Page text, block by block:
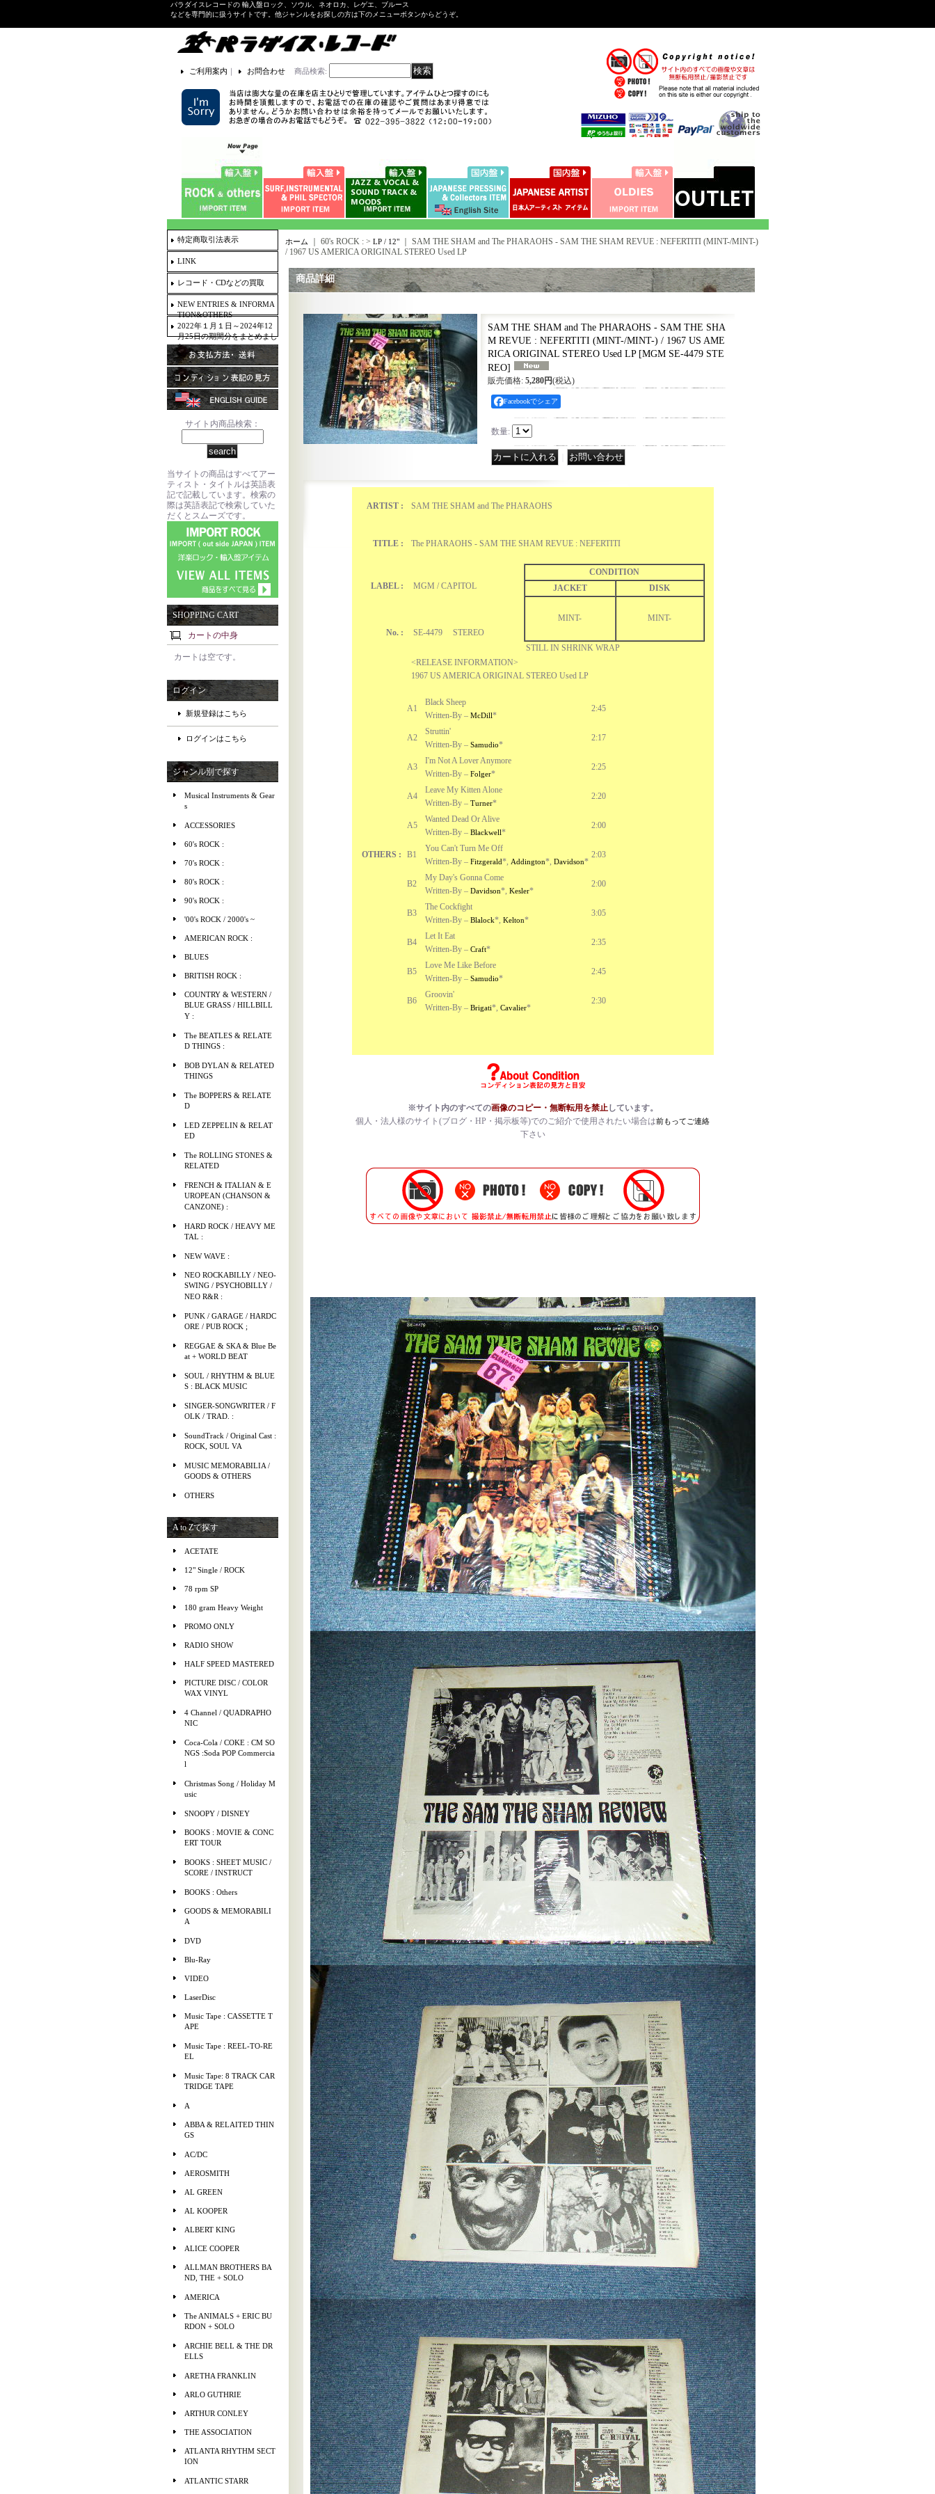
パラダイスレコードの 輸入盤ロック、ソウル、ネオロカ、レゲエ、ブルース
などを専門的に扱うサイトです。他ジャンルをお探しの方は下のメニューボタンからどうぞ。
ご利用案内 ｜ お問合わせ 商品検索:
特定商取引法表示
LINK
レコード・CDなどの買取
NEW ENTRIES & INFORMA
TION&OTHERS
2022年１月１日～2024年12
月25日の期間分をまとめまし
た。
サイト内商品検索：
当サイトの商品はすべてアー
ティスト・タイトルは英語表
記で記載しています。検索の
際は英語表記で検索していた
だくとスムーズです。
SHOPPING CART
カートの中身
カートは空です。
ログイン
新規登録はこちら
ログインはこちら
ジャンル別で探す
Musical Instruments & Gear
s
ACCESSORIES
60's ROCK :
70's ROCK :
80's ROCK :
90's ROCK :
'00's ROCK / 2000's ~
AMERICAN ROCK :
BLUES
BRITISH ROCK :
COUNTRY & WESTERN /
BLUE GRASS / HILLBILL
Y :
The BEATLES & RELATE
D THINGS :
BOB DYLAN & RELATED
THINGS
The BOPPERS & RELATE
D
LED ZEPPELIN & RELAT
ED
The ROLLING STONES &
RELATED
FRENCH & ITALIAN & E
UROPEAN (CHANSON &
CANZONE) :
HARD ROCK / HEAVY ME
TAL :
NEW WAVE :
NEO ROCKABILLY / NEO-
SWING / PSYCHOBILLY /
NEO R&R :
PUNK / GARAGE / HARDC
ORE / PUB ROCK ;
REGGAE & SKA & Blue Be
at + WORLD BEAT
SOUL / RHYTHM & BLUE
S : BLACK MUSIC
SINGER-SONGWRITER / F
OLK / TRAD. :
SoundTrack / Original Cast :
ROCK, SOUL VA
MUSIC MEMORABILIA /
GOODS & OTHERS
OTHERS
A to Zで探す
ACETATE
12" Single / ROCK
78 rpm SP
180 gram Heavy Weight
PROMO ONLY
RADIO SHOW
HALF SPEED MASTERED
PICTURE DISC / COLOR
WAX VINYL
4 Channel / QUADRAPHO
NIC
Coca-Cola / COKE : CM SO
NGS :Soda POP Commercia
l
Christmas Song / Holiday M
usic
SNOOPY / DISNEY
BOOKS : MOVIE & CONC
ERT TOUR
BOOKS : SHEET MUSIC /
SCORE / INSTRUCT
BOOKS : Others
GOODS & MEMORABILI
A
DVD
Blu-Ray
VIDEO
LaserDisc
Music Tape : CASSETTE T
APE
Music Tape : REEL-TO-RE
EL
Music Tape: 8 TRACK CAR
TRIDGE TAPE
A
ABBA & RELAITED THIN
GS
AC/DC
AEROSMITH
AL GREEN
AL KOOPER
ALBERT KING
ALICE COOPER
ALLMAN BROTHERS BA
ND, THE + SOLO
AMERICA
The ANIMALS + ERIC BU
RDON + SOLO
ARCHIE BELL & THE DR
ELLS
ARETHA FRANKLIN
ARLO GUTHRIE
ARTHUR CONLEY
THE ASSOCIATION
ATLANTA RHYTHM SECT
ION
ATLANTIC STARR
ホーム ｜ 60's ROCK : > LP / 12"｜ SAM THE SHAM and The PHARAOHS - SAM THE SHAM REVUE : NEFERTITI (MINT-/MINT-)
/ 1967 US AMERICA ORIGINAL STEREO Used LP
商品詳細
SAM THE SHAM and The PHARAOHS - SAM THE SHA
M REVUE : NEFERTITI (MINT-/MINT-) / 1967 US AME
RICA ORIGINAL STEREO Used LP [MGM SE-4479 STE
REO]
販売価格: 5,280円(税込)
Facebookでシェア
数量:
ARTIST : SAM THE SHAM and The PHARAOHS
TITLE : The PHARAOHS - SAM THE SHAM REVUE : NEFERTITI
LABEL : MGM / CAPITOL
CONDITION
JACKET
DISK
MINT- MINT-
STILL IN SHRINK WRAP
No. : SE-4479 STEREO
OTHERS :
<RELEASE INFORMATION>
1967 US AMERICA ORIGINAL STEREO Used LP
A1
Black Sheep
Written-By – McDill*
2:45
A2
Struttin'
Written-By – Samudio*
2:17
A3
I'm Not A Lover Anymore
Written-By – Folger*
2:25
A4
Leave My Kitten Alone
Written-By – Turner*
2:20
A5
Wanted Dead Or Alive
Written-By – Blackwell*
2:00
B1
You Can't Turn Me Off
Written-By – Fitzgerald*, Addington*, Davidson*
2:03
B2
My Day's Gonna Come
Written-By – Davidson*, Kesler*
2:00
B3
The Cockfight
Written-By – Blalock*, Kelton*
3:05
B4
Let It Eat
Written-By – Craft*
2:35
B5
Love Me Like Before
Written-By – Samudio*
2:45
B6
Groovin'
Written-By – Brigati*, Cavalier*
2:30
※サイト内のすべての画像のコピー・無断転用を禁止しています。
個人・法人様のサイト(ブログ・HP・掲示板等)でのご紹介で使用されたい場合は前もってご連絡
下さい